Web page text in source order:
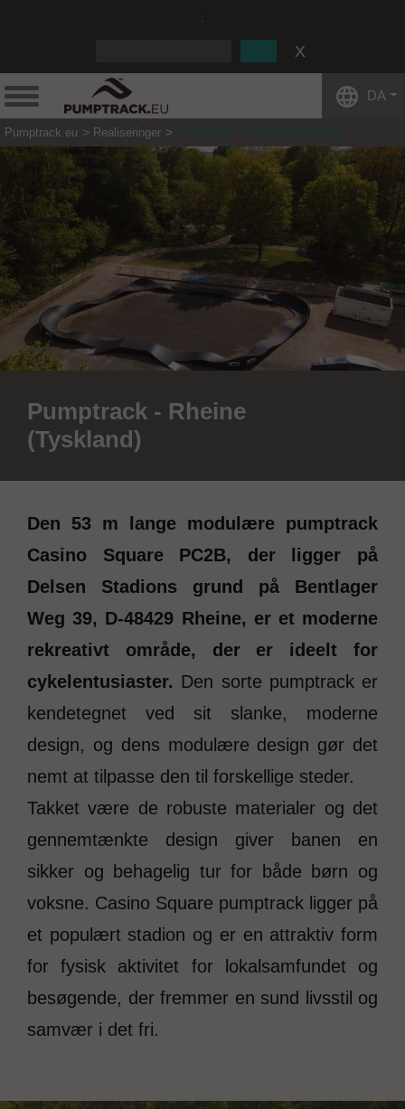
DA
Pumptrack.eu Realiseringer Pumptrack - Rheine (Tyskland)
Pumptrack - Rheine
(Tyskland)
Den 53 m lange modulære pumptrack
Casino Square PC2B, der ligger på
Delsen Stadions grund på Bentlager
Weg 39, D-48429 Rheine, er et moderne
rekreativt område, der er ideelt for
cykelentusiaster. Den sorte pumptrack er
kendetegnet ved sit slanke, moderne
design, og dens modulære design gør det
nemt at tilpasse den til forskellige steder.
Takket være de robuste materialer og det
gennemtænkte design giver banen en
sikker og behagelig tur for både børn og
voksne. Casino Square pumptrack ligger på
et populært stadion og er en attraktiv form
for fysisk aktivitet for lokalsamfundet og
besøgende, der fremmer en sund livsstil og
samvær i det fri.